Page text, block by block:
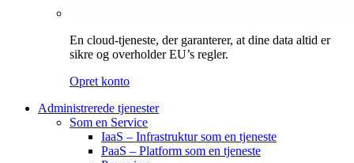
En cloud-tjeneste, der garanterer, at dine data altid er
sikre og overholder EU’s regler.
Opret konto
Administrerede tjenester
Som en Service
IaaS – Infrastruktur som en tjeneste
PaaS – Platform som en tjeneste